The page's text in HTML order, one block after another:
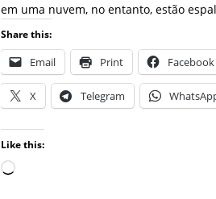
em uma nuvem, no entanto, estão
Share this:
Email Print Facebook
X Telegram
Like this: